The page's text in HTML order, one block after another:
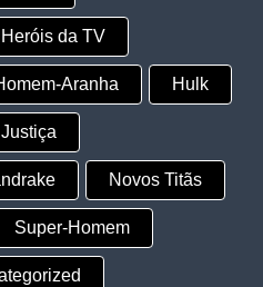
Heróis da TV
Aranha Hulk
Novos Titãs
Super-Homem